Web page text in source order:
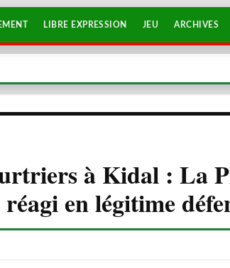
LIBRE EXPRESSION JEU ARCHIVES
à Kidal : La
en légitime